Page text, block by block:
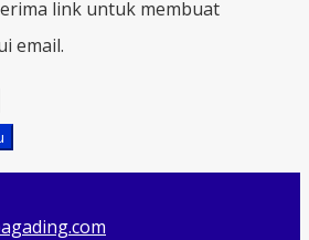
link untuk membuat
email.